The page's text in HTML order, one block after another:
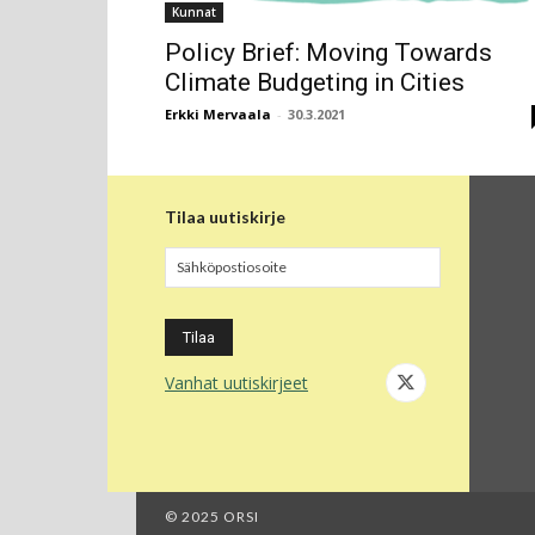
Kunnat
Policy Brief: Moving Towards
Climate Budgeting in Cities
Erkki Mervaala - 30.3.2021
Tilaa uutiskirje
Vanhat uutiskirjeet
© 2025 ORSI